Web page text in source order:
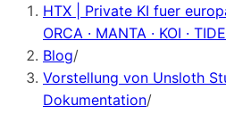
HTX | Private KI fuer
ORCA · MANTA · KOI · TIDE
Blog/
Vorstellung von Unsloth
Dokumentation/